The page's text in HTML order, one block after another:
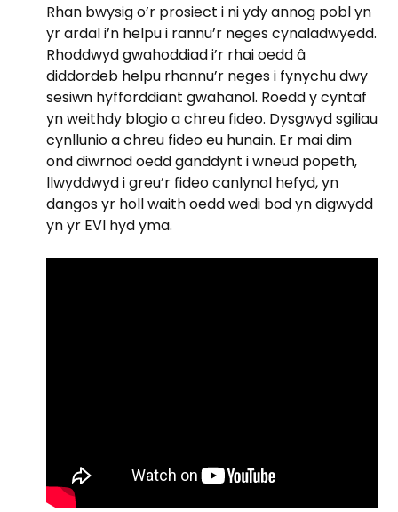
Rhan bwysig o’r prosiect i ni ydy annog pobl yn
yr ardal i’n helpu i rannu’r neges cynaladwyedd.
Rhoddwyd gwahoddiad i’r rhai oedd â
diddordeb helpu rhannu’r neges i fynychu dwy
sesiwn hyfforddiant gwahanol. Roedd y cyntaf
yn weithdy blogio a chreu fideo. Dysgwyd sgiliau
cynllunio a chreu fideo eu hunain. Er mai dim
ond diwrnod oedd ganddynt i wneud popeth,
llwyddwyd i greu’r fideo canlynol hefyd, yn
dangos yr holl waith oedd wedi bod yn digwydd
yn yr EVI hyd yma.